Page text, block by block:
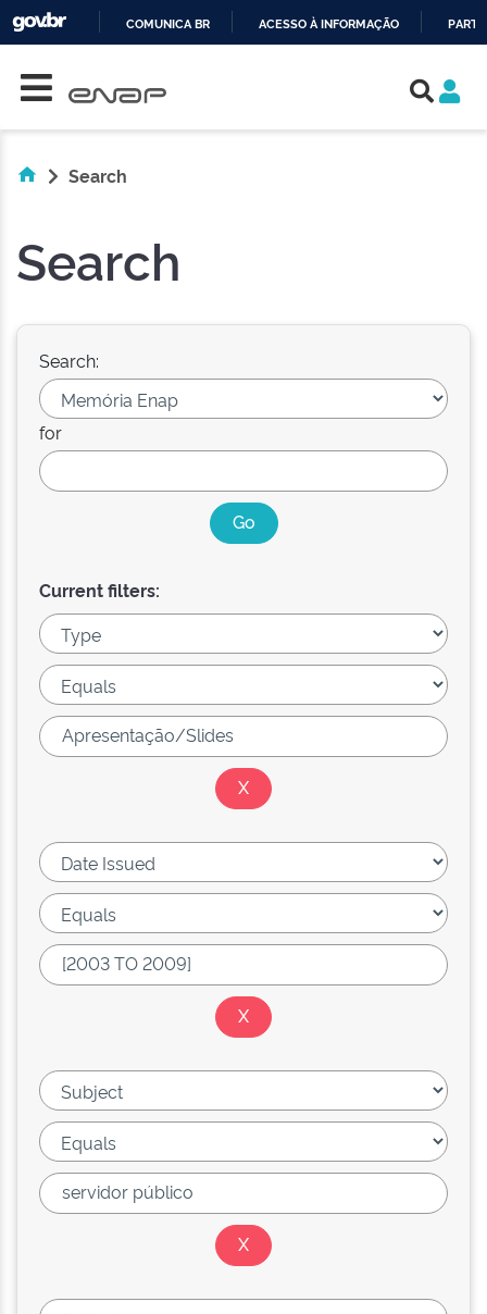
COMUNICA BR ACESSO À INFORMAÇÃO
Search
Search
Search:
for
Current filters: